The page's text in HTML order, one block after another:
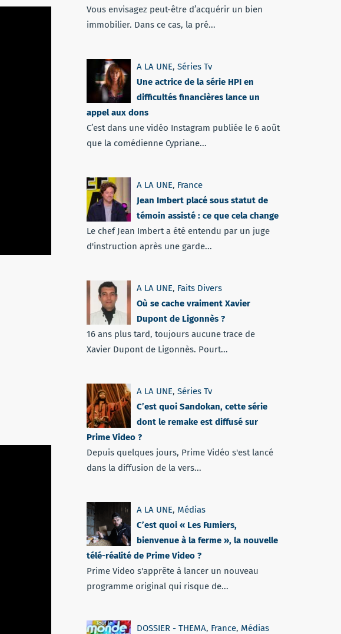
Vous envisagez peut-être d’acquérir un bien
immobilier. Dans ce cas, la pré...
A LA UNE, Séries Tv
Une actrice de la série HPI en
difficultés financières lance un
appel aux dons
C’est dans une vidéo Instagram publiée le 6 août
que la comédienne Cypriane...
A LA UNE, France
Jean Imbert placé sous statut de
témoin assisté : ce que cela change
Le chef Jean Imbert a été entendu par un juge
d'instruction après une garde...
A LA UNE, Faits Divers
Où se cache vraiment Xavier
Dupont de Ligonnès ?
16 ans plus tard, toujours aucune trace de
Xavier Dupont de Ligonnès. Pourt...
A LA UNE, Séries Tv
C’est quoi Sandokan, cette série
dont le remake est diffusé sur
Prime Video ?
Depuis quelques jours, Prime Vidéo s'est lancé
dans la diffusion de la vers...
A LA UNE, Médias
C’est quoi « Les Fumiers,
bienvenue à la ferme », la nouvelle
télé-réalité de Prime Video ?
Prime Video s'apprête à lancer un nouveau
programme original qui risque de...
DOSSIER - THEMA, France, Médias